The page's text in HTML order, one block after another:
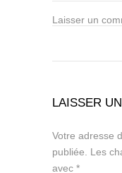
Laisser un
LAISSER
Votre adresse
publiée.
Les
avec *